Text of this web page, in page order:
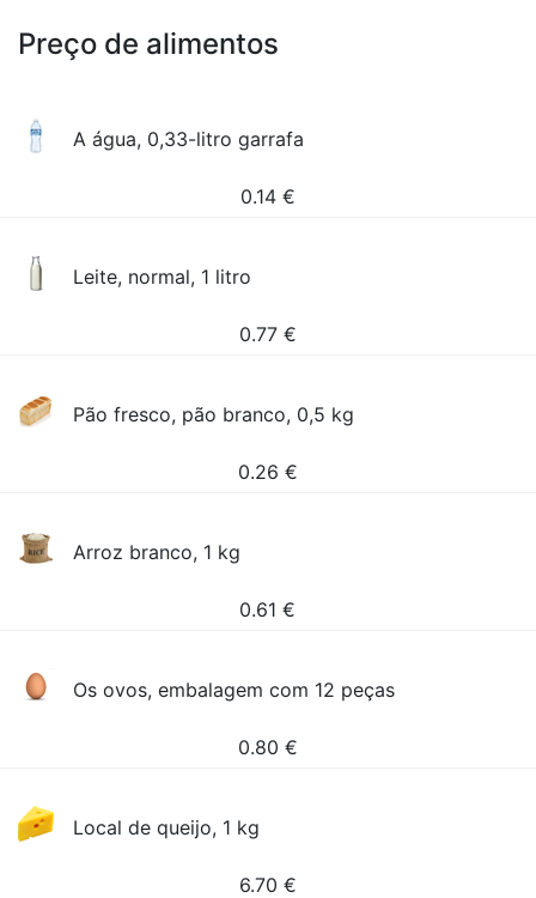
Preço de alimentos
A água, 0,33-litro garrafa
0.14 €
Leite, normal, 1 litro
0.77 €
Pão fresco, pão branco, 0,5 kg
0.26 €
Arroz branco, 1 kg
0.61 €
Os ovos, embalagem com 12 peças
0.80 €
Local de queijo, 1 kg
6.70 €